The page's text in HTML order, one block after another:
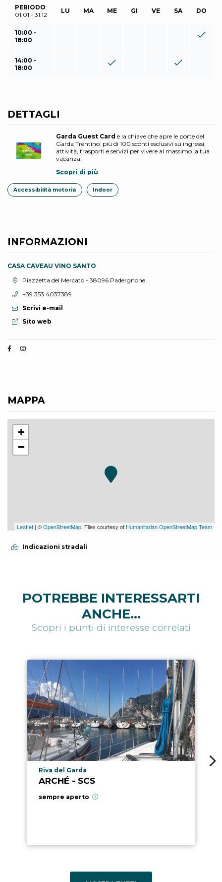
PERIODO:
01.01 - 31.12
LU MA ME GI VE SA DO
10:00 -
18:00
14:00 -
18:00
DETTAGLI
Garda Guest Card è la chiave che apre le porte del
Garda Trentino: più di 100 sconti esclusivi su ingressi,
attività, trasporti e servizi per vivere al massimo la tua
vacanza.
Scopri di più
Accessibilità motoria Indoor
INFORMAZIONI
CASA CAVEAU VINO SANTO
Località:Piazzetta del Mercato - 38096 Padergnone
Telefono:
+39 353 4037389
Scrivi e-mail
Sito web:
Sito web
MAPPA
+
−
Leaflet | ©OpenStreetMap, Tiles courtesy of Humanitarian OpenStreetMap Team
Indicazioni stradali
POTREBBE INTERESSARTI
ANCHE...
Scopri i punti di interesse correlati
Località punto di interesse
Riva del Garda
ARCHÉ - SCS
sempre aperto